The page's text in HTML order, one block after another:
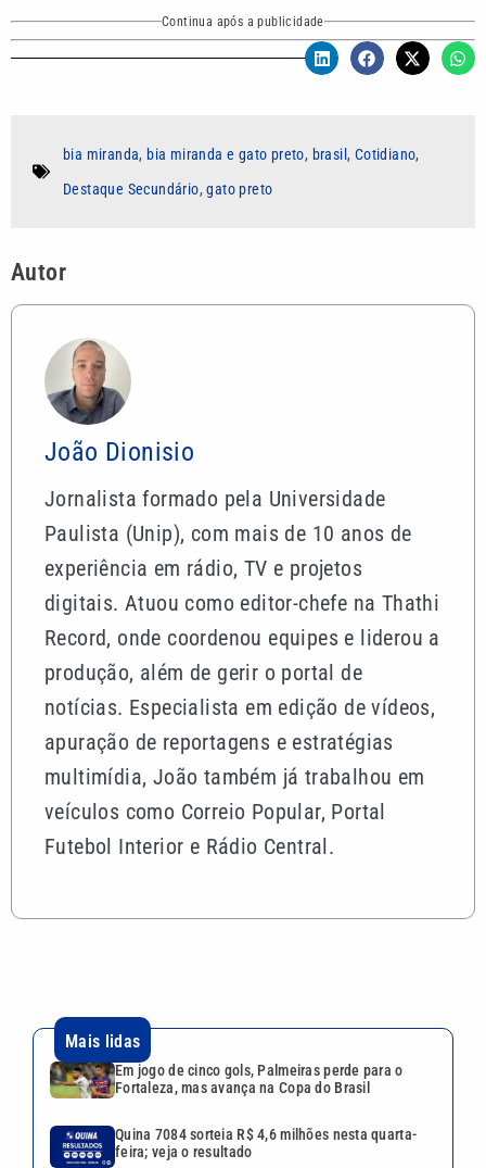
Continua após a publicidade
bia miranda, bia miranda e gato preto, brasil, Cotidiano,
Destaque Secundário,gato preto
Autor
João Dionisio
Jornalista formado pela Universidade
Paulista (Unip), com mais de 10 anos de
experiência em rádio, TV e projetos
digitais. Atuou como editor-chefe na Thathi
Record, onde coordenou equipes e liderou a
produção, além de gerir o portal de
notícias. Especialista em edição de vídeos,
apuração de reportagens e estratégias
multimídia, João também já trabalhou em
veículos como Correio Popular, Portal
Futebol Interior e Rádio Central.
Mais lidas
Em jogo de cinco gols, Palmeiras perde para o
Fortaleza, mas avança na Copa do Brasil
Quina 7084 sorteia R$ 4,6 milhões nesta quarta-
feira; veja o resultado